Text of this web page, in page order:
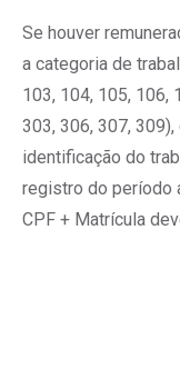
Se houver
a categoria de
103, 104, 105, 106,
303, 306, 307,
identificação do
registro do período
CPF + Matrícula